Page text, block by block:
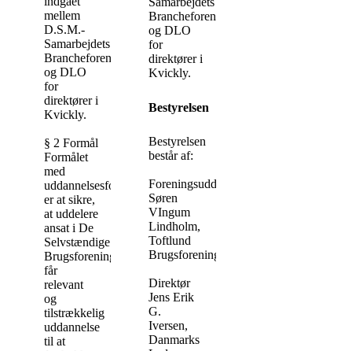
mellem
D.S.M.-
Samarbejdets
Brancheforening
og DLO
for
direktører i
Kvickly.
§ 2 Formål
Formålet
med
uddannelsesfonden
er at sikre,
at uddelere
ansat i De
Selvstændige
Brugsforeninger
får
relevant
og
tilstrækkelig
uddannelse
til at
Brancheforening
og DLO
for
direktører i
Kvickly.
Bestyrelsen
Bestyrelsen
består af:
Foreningsuddeler
Søren
VIngum
Lindholm,
Toftlund
Brugsforening
Direktør
Jens Erik
G.
Iversen,
Danmarks